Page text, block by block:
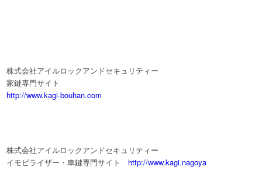
株式会社アイルロックアンドセキュリティー
家鍵専門サイト
http://www.kagi-bouhan.com
株式会社アイルロックアンドセキュリティー
イモビライザー・車鍵専門サイト http://www.kagi.nagoya